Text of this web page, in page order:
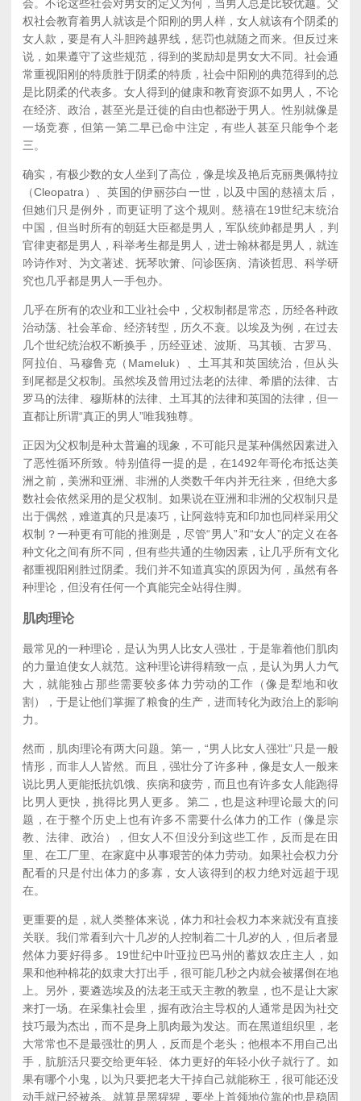
会。不论这些社会对男女的定义为何，当男人总是比较优越。父
权社会教育着男人就该是个阳刚的男人样，女人就该有个阴柔的
女人款，要是有人斗胆跨越界线，惩罚也就随之而来。但反过来
说，如果遵守了这些规范，得到的奖励却是男女大不同。社会通
常重视阳刚的特质胜于阴柔的特质，社会中阳刚的典范得到的总
是比阴柔的代表多。女人得到的健康和教育资源不如男人，不论
在经济、政治，甚至光是迁徙的自由也都逊于男人。性别就像是
一场竞赛，但第一第二早已命中注定，有些人甚至只能争个老
三。
确实，有极少数的女人坐到了高位，像是埃及艳后克丽奥佩特拉
（Cleopatra）、英国的伊丽莎白一世，以及中国的慈禧太后，
但她们只是例外，而更证明了这个规则。慈禧在19世纪末统治
中国，但当时所有的朝廷大臣都是男人，军队统帅都是男人，判
官律吏都是男人，科举考生都是男人，进士翰林都是男人，就连
吟诗作对、为文著述、抚琴吹箫、问诊医病、清谈哲思、科学研
究也几乎都是男人一手包办。
几乎在所有的农业和工业社会中，父权制都是常态，历经各种政
治动荡、社会革命、经济转型，历久不衰。以埃及为例，在过去
几个世纪统治权不断换手，历经亚述、波斯、马其顿、古罗马、
阿拉伯、马穆鲁克（Mameluk）、土耳其和英国统治，但从头
到尾都是父权制。虽然埃及曾用过法老的法律、希腊的法律、古
罗马的法律、穆斯林的法律、土耳其的法律和英国的法律，但一
直都让所谓“真正的男人”唯我独尊。
正因为父权制是种太普遍的现象，不可能只是某种偶然因素进入
了恶性循环所致。特别值得一提的是，在1492年哥伦布抵达美
洲之前，美洲和亚洲、非洲的人类数千年内并无往来，但绝大多
数社会依然采用的是父权制。如果说在亚洲和非洲的父权制只是
出于偶然，难道真的只是凑巧，让阿兹特克和印加也同样采用父
权制？一种更有可能的推测是，尽管“男人”和“女人”的定义在各
种文化之间有所不同，但有些共通的生物因素，让几乎所有文化
都重视阳刚胜过阴柔。我们并不知道真实的原因为何，虽然有各
种理论，但没有任何一个真能完全站得住脚。
肌肉理论
最常见的一种理论，是认为男人比女人强壮，于是靠着他们肌肉
的力量迫使女人就范。这种理论讲得精致一点，是认为男人力气
大，就能独占那些需要较多体力劳动的工作（像是犁地和收
割），于是让他们掌握了粮食的生产，进而转化为政治上的影响
力。
然而，肌肉理论有两大问题。第一，“男人比女人强壮”只是一般
情形，而非人人皆然。而且，强壮分了许多种，像是女人一般来
说比男人更能抵抗饥饿、疾病和疲劳，而且也有许多女人能跑得
比男人更快，挑得比男人更多。第二，也是这种理论最大的问
题，在于整个历史上也有许多不需要什么体力的工作（像是宗
教、法律、政治），但女人不但没分到这些工作，反而是在田
里、在工厂里、在家庭中从事艰苦的体力劳动。如果社会权力分
配看的只是付出体力的多寡，女人该得到的权力绝对远超于现
在。
更重要的是，就人类整体来说，体力和社会权力本来就没有直接
关联。我们常看到六十几岁的人控制着二十几岁的人，但后者显
然体力要好得多。19世纪中叶亚拉巴马州的蓄奴农庄主人，如
果和他种棉花的奴隶大打出手，很可能几秒之内就会被撂倒在地
上。另外，要遴选埃及的法老王或天主教的教皇，也不是让大家
来打一场。在采集社会里，握有政治主导权的人通常是因为社交
技巧最为杰出，而不是身上肌肉最为发达。而在黑道组织里，老
大常常也不是最强壮的男人，反而是个老头；他根本不用自己出
手，肮脏活只要交给更年轻、体力更好的年轻小伙子就行了。如
果有哪个小鬼，以为只要把老大干掉自己就能称王，很可能还没
动手就已经被杀。就算是黑猩猩，要坐上首领地位靠的也是稳固